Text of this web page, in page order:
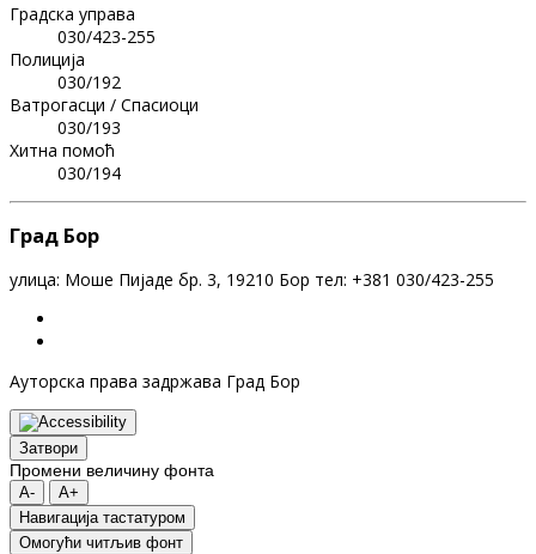
Градска управа
030/423-255
Полиција
030/192
Ватрогасци / Спасиоци
030/193
Хитна помоћ
030/194
Град Бор
улица: Моше Пијаде бр. 3, 19210 Бор тел: +381 030/423-255
Ауторска права задржава Град Бор
Затвори
Промени величину фонта
A-
A+
Навигација тастатуром
Oмогући читљив фонт